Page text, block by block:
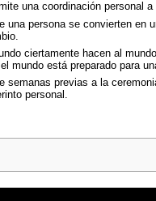
una coordinación personal
persona se convierten en
ciertamente hacen al
mundo está preparado para
semanas previas a la
personal.